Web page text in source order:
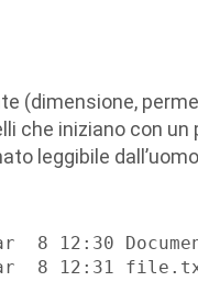
(dimensione,
che iniziano con un
leggibile
8 12:30